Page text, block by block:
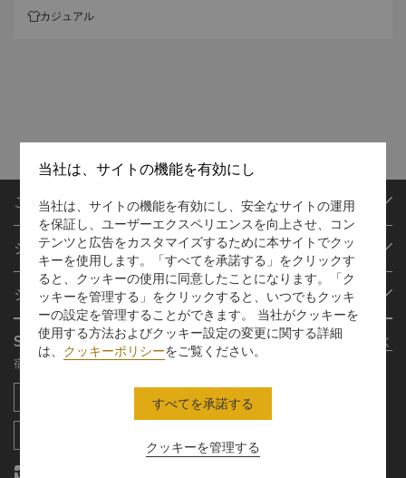
カジュアル
ご予約
目的地
ご予約の検索
ミーティング＆イベント
レストラン＆バー
シャングリ・ラ サークル
プログラム概要
シャングリ・ラ サークルに入会
私のアカウント
よくあるお問合せや質問
SLCに関するお問い合わせ
シャングリ・ラ グループ
シャングリ・ラ グループについて
シャングリ・ラ ブランド
シャングリ・ラ センター
お問い合わせ
投資家の皆さま
採用情報
企業の社会的責任
Shangri-La Circle App
さらに詳しく
宿泊、食事、買物を どこでも
当社は、サイトの機能を有効にし
当社は、サイトの機能を有効にし、安全なサイトの運用
を保証し、ユーザーエクスペリエンスを向上させ、コン
テンツと広告をカスタマイズするために本サイトでクッ
キーを使用します。「すべてを承諾する」をクリックす
ると、クッキーの使用に同意したことになります。「ク
ッキーを管理する」をクリックすると、いつでもクッキ
ーの設定を管理することができます。 当社がクッキーを
使用する方法およびクッキー設定の変更に関する詳細
は、 クッキーポリシーをご覧ください。
クッキーを管理する
すべてを承諾する